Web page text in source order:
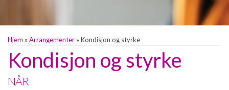
Hjem » Arrangementer » Kondisjon og styrke
Kondisjon og styrke
NÅR